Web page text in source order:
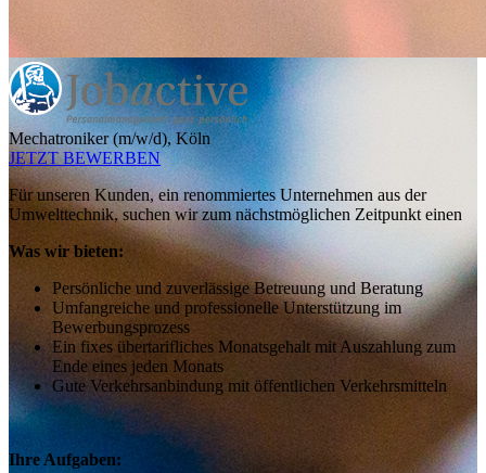
Mechatroniker (m/w/d), Köln
JETZT BEWERBEN
Für unseren Kunden, ein renommiertes Unternehmen aus der
Umwelttechnik, suchen wir zum nächstmöglichen Zeitpunkt einen
Was wir bieten:
Persönliche und zuverlässige Betreuung und Beratung
Umfangreiche und professionelle Unterstützung im
Bewerbungsprozess
Ein fixes übertarifliches Monatsgehalt mit Auszahlung zum
Ende eines jeden Monats
Gute Verkehrsanbindung mit öffentlichen Verkehrsmitteln
Ihre Aufgaben: